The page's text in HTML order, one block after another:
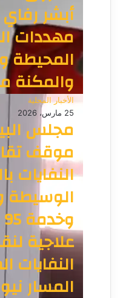
أبشر
مهددات
المحيطة
والمكنة
الأخبار المحلية
25 مارس، 2026
مجلس
موقف
النفايات
الوسيطة
علاجية
النفايات
المسار